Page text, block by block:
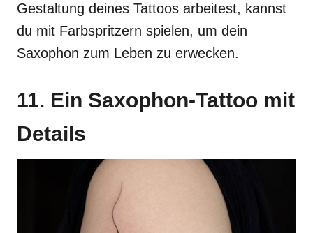
Gestaltung deines Tattoos arbeitest, kannst
du mit Farbspritzern spielen, um dein
Saxophon zum Leben zu erwecken.
11. Ein Saxophon-Tattoo mit
Details